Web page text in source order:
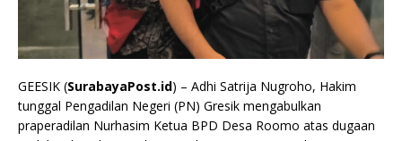
GEESIK (SurabayaPost.id) – Adhi Satrija Nugroho, Hakim
tunggal Pengadilan Negeri (PN) Gresik mengabulkan
praperadilan Nurhasim Ketua BPD Desa Roomo atas dugaan